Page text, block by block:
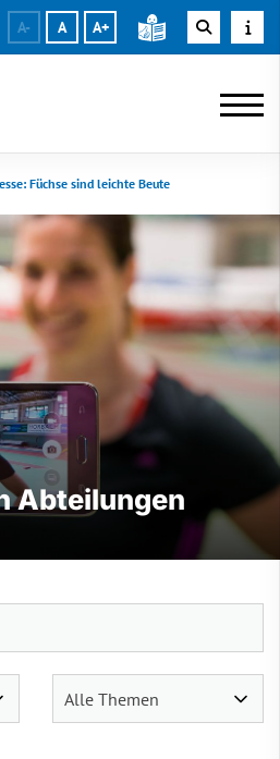
A- A A+
Füchse sind leichte Beute
Abteilungen